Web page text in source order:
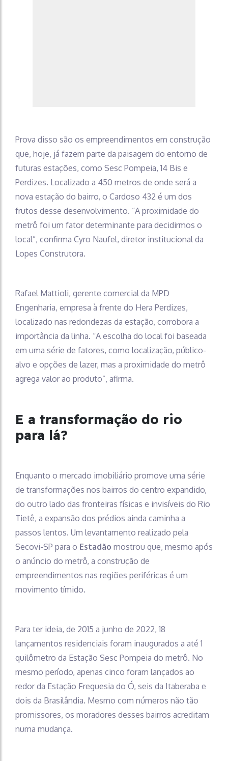
Prova disso são os empreendimentos em construção
que, hoje, já fazem parte da paisagem do entorno de
futuras estações, como Sesc Pompeia, 14 Bis e
Perdizes. Localizado a 450 metros de onde será a
nova estação do bairro, o Cardoso 432 é um dos
frutos desse desenvolvimento. “A proximidade do
metrô foi um fator determinante para decidirmos o
local”, confirma Cyro Naufel, diretor institucional da
Lopes Construtora.
Rafael Mattioli, gerente comercial da MPD
Engenharia, empresa à frente do Hera Perdizes,
localizado nas redondezas da estação, corrobora a
importância da linha. “A escolha do local foi baseada
em uma série de fatores, como localização, público-
alvo e opções de lazer, mas a proximidade do metrô
agrega valor ao produto”, afirma.
E a transformação do rio
para lá?
Enquanto o mercado imobiliário promove uma série
de transformações nos bairros do centro expandido,
do outro lado das fronteiras físicas e invisíveis do Rio
Tietê, a expansão dos prédios ainda caminha a
passos lentos. Um levantamento realizado pela
Secovi-SP para o Estadão mostrou que, mesmo após
o anúncio do metrô, a construção de
empreendimentos nas regiões periféricas é um
movimento tímido.
Para ter ideia, de 2015 a junho de 2022, 18
lançamentos residenciais foram inaugurados a até 1
quilômetro da Estação Sesc Pompeia do metrô. No
mesmo período, apenas cinco foram lançados ao
redor da Estação Freguesia do Ó, seis da Itaberaba e
dois da Brasilândia. Mesmo com números não tão
promissores, os moradores desses bairros acreditam
numa mudança.